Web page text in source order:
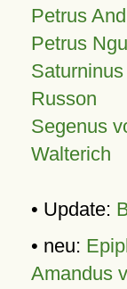
Petrus
Petrus
Russon
Segenus
Walterich
• Update:
• neu:
Amandus